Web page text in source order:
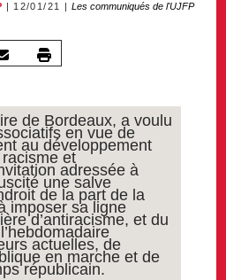
12/01/21 Les communiqués de l'UJFP
de Bordeaux, a voulu
en vue de
au développement
et
adressée à
une salve
de la part de la
imposer sa ligne
d’antiracisme, et du
actuelles, de
en marche et de
républicain.